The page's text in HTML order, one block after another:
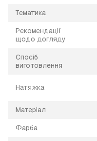
Тематика
Рекомендації
щодо догляду
Спосіб
виготовлення
Натяжка
Матеріал
Фарба